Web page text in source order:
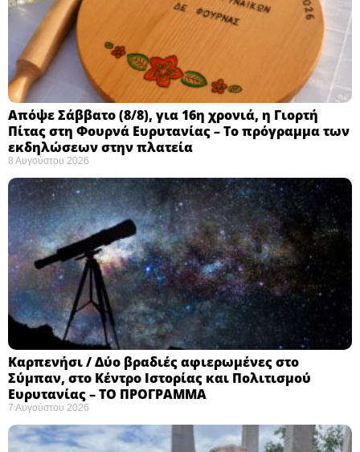
Απόψε Σάββατο (8/8), για 16η χρονιά, η Γιορτή
Πίτας στη Φουρνά Ευρυτανίας – Το πρόγραμμα των
εκδηλώσεων στην πλατεία
8 Αυγούστου 2026
Καρπενήσι / Δύο βραδιές αφιερωμένες στο
Σύμπαν, στο Κέντρο Ιστορίας και Πολιτισμού
Ευρυτανίας – ΤΟ ΠΡΟΓΡΑΜΜΑ
7 Αυγούστου 2026